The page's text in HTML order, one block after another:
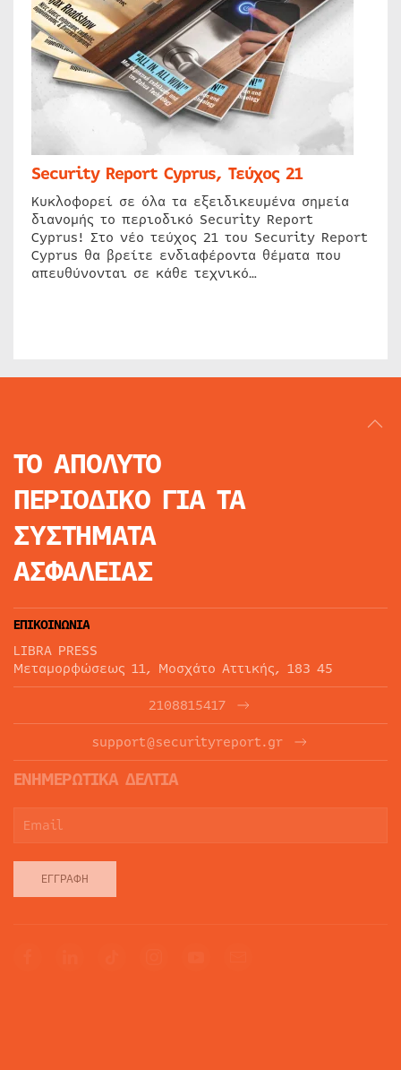
Security Report Cyprus, Τεύχος 21
Κυκλοφορεί σε όλα τα εξειδικευμένα σημεία
διανομής το περιοδικό Security Report
Cyprus! Στο νέο τεύχος 21 του Security Report
Cyprus θα βρείτε ενδιαφέροντα θέματα που
απευθύνονται σε κάθε τεχνικό…
ΤΟ ΑΠΟΛΥΤΟ
ΠΕΡΙΟΔΙΚΟ ΓΙΑ ΤΑ
ΣΥΣΤΗΜΑΤΑ
ΑΣΦΑΛΕΙΑΣ
ΕΠΙΚΟΙΝΩΝΙΑ
LIBRA PRESS
Μεταμορφώσεως 11, Μοσχάτο Αττικής, 183 45
2108815417
support@securityreport.gr
ΕΝΗΜΕΡΩΤΙΚΑ ΔΕΛΤΙΑ
ΕΓΓΡΑΦΉ